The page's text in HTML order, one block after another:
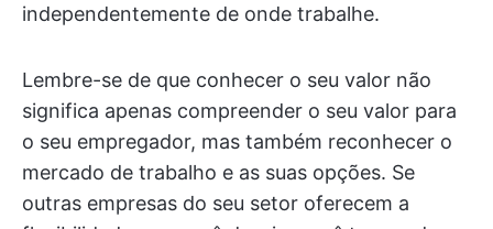
independentemente de onde trabalhe.
Lembre-se de que conhecer o seu valor não
significa apenas compreender o seu valor para
o seu empregador, mas também reconhecer o
mercado de trabalho e as suas opções. Se
outras empresas do seu setor oferecem a